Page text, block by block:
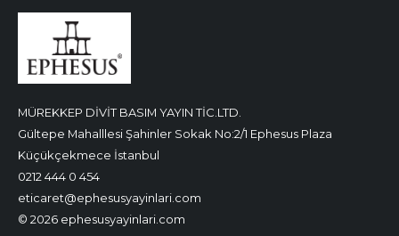
MÜREKKEP DİVİT BASIM YAYIN TİC.LTD.
Gültepe Mahalllesi Şahinler Sokak No:2/1 Ephesus Plaza
Küçükçekmece İstanbul
0212 444 0 454
eticaret@ephesusyayinlari.com
© 2026 ephesusyayinlari.com